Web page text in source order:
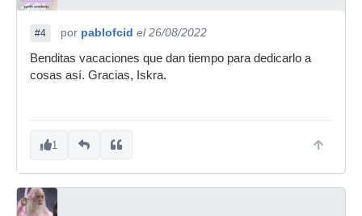
#4 por pablofcid el 26/08/2022
Benditas vacaciones que dan tiempo para dedicarlo a
cosas así. Gracias, Iskra.
1